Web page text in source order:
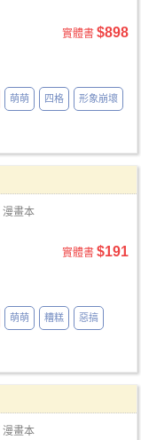
實體書 $898
萌萌 四格 形象崩壞
漫畫本
實體書 $191
萌萌 糟糕 惡搞
漫畫本